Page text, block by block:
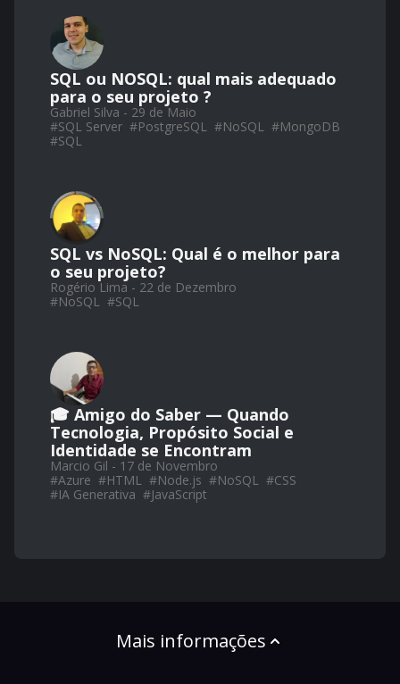
SQL ou NOSQL: qual mais adequado
para o seu projeto ?
Gabriel Silva - 29 de Maio
#SQL Server #PostgreSQL #NoSQL #MongoDB
#SQL
SQL vs NoSQL: Qual é o melhor para
o seu projeto?
Rogério Lima - 22 de Dezembro
#NoSQL #SQL
🎓 Amigo do Saber — Quando
Tecnologia, Propósito Social e
Identidade se Encontram
Marcio Gil - 17 de Novembro
#Azure #HTML #Node.js #NoSQL #CSS
#IA Generativa #JavaScript
Mais informações